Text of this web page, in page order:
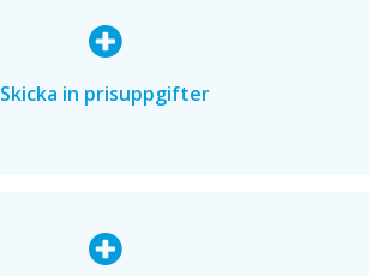
Skicka in prisuppgifter